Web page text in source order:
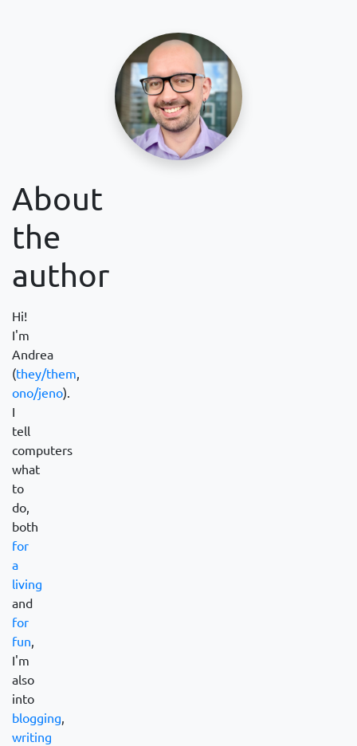
About
the
author
Hi!
I'm
Andrea
(they/them,
ono/jeno).
I
tell
computers
what
to
do,
both
for
a
living
and
for
fun,
I'm
also
into
blogging,
writing